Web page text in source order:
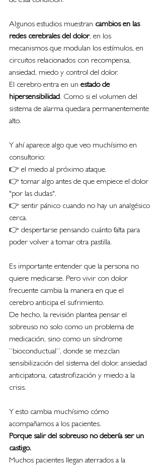
Algunos estudios muestran cambios en las
redes cerebrales del dolor, en los
mecanismos que modulan los estímulos, en
circuitos relacionados con recompensa,
ansiedad, miedo y control del dolor.
El cerebro entra en un estado de
hipersensibilidad. Como si el volumen del
sistema de alarma quedara permanentemente
alto.
Y ahí aparece algo que veo muchísimo en
consultorio:
👉 el miedo al próximo ataque.
👉 tomar algo antes de que empiece el dolor
"por las dudas".
👉 sentir pánico cuando no hay un analgésico
cerca.
👉 despertarse pensando cuánto falta para
poder volver a tomar otra pastilla.
Es importante entender que la persona no
quiere medicarse. Pero vivir con dolor
frecuente cambia la manera en que el
cerebro anticipa el sufrimiento.
De hecho, la revisión plantea pensar el
sobreuso no solo como un problema de
medicación, sino como un síndrome
“bioconductual”, donde se mezclan
sensibilización del sistema del dolor, ansiedad
anticipatoria, catastrofización y miedo a la
crisis.
Y esto cambia muchísimo cómo
acompañamos a los pacientes.
Porque salir del sobreuso no debería ser un
castigo.
Muchos pacientes llegan aterrados a la